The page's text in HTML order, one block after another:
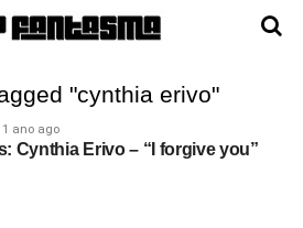
"cynthia erivo"
1 ano ago
Cynthia Erivo – “I forgive you”